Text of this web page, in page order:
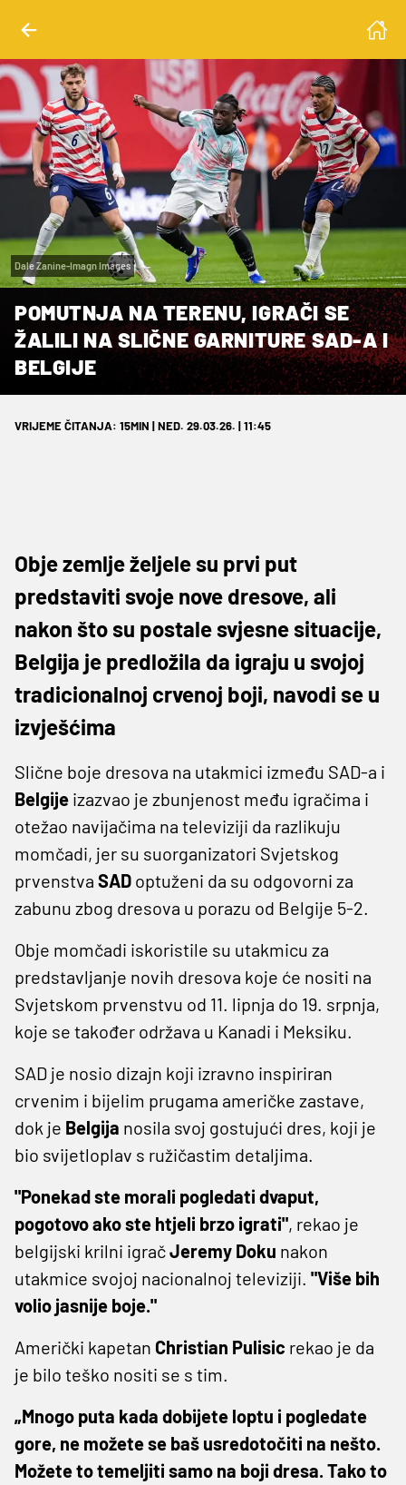
Dale Zanine-Imagn Images
POMUTNJA NA TERENU, IGRAČI SE
ŽALILI NA SLIČNE GARNITURE SAD-A I
BELGIJE
VRIJEME ČITANJA: 15MIN | NED. 29.03.26. | 11:45
Obje zemlje željele su prvi put
predstaviti svoje nove dresove, ali
nakon što su postale svjesne situacije,
Belgija je predložila da igraju u svojoj
tradicionalnoj crvenoj boji, navodi se u
izvješćima
Slične boje dresova na utakmici između SAD-a i
Belgije izazvao je zbunjenost među igračima i
otežao navijačima na televiziji da razlikuju
momčadi, jer su suorganizatori Svjetskog
prvenstva SAD optuženi da su odgovorni za
zabunu zbog dresova u porazu od Belgije 5-2.
Obje momčadi iskoristile su utakmicu za
predstavljanje novih dresova koje će nositi na
Svjetskom prvenstvu od 11. lipnja do 19. srpnja,
koje se također održava u Kanadi i Meksiku.
SAD je nosio dizajn koji izravno inspiriran
crvenim i bijelim prugama američke zastave,
dok je Belgija nosila svoj gostujući dres, koji je
bio svijetloplav s ružičastim detaljima.
"Ponekad ste morali pogledati dvaput,
pogotovo ako ste htjeli brzo igrati", rekao je
belgijski krilni igračJeremy Doku nakon
utakmice svojoj nacionalnoj televiziji. "Više bih
volio jasnije boje."
Američki kapetan Christian Pulisic rekao je da
je bilo teško nositi se s tim.
„Mnogo puta kada dobijete loptu i pogledate
gore, ne možete se baš usredotočiti na nešto.
Možete to temeljiti samo na boji dresa. Tako to